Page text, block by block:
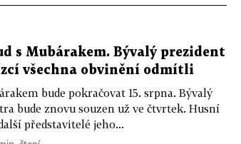
s Mubárakem. Bývalý prezident
všechna obvinění odmítli
bude pokračovat 15. srpna. Bývalý
bude znovu souzen už ve čtvrtek. Husní
představitelé jeho...